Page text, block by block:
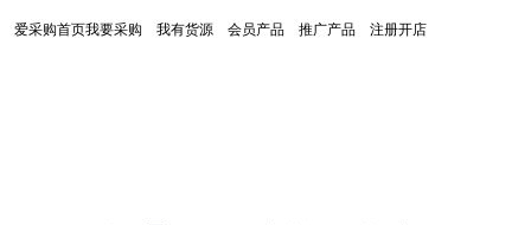
爱采购首页我要采购 我有货源 会员产品 推广产品 注册开店